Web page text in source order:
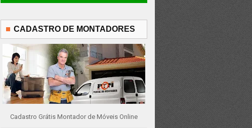
CADASTRO DE MONTADORES
Cadastro Grátis Montador de Móveis Online